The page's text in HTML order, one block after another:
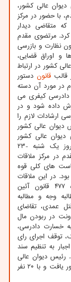
عالی کشور،
با حضور در مرکز
که متقاضی دیدار
کرد. مرتضوی مقدم
نظارت و بازرسی
ها و اوراق قضایی،
کشور در ارتباط
قالب قانون دستور
در مورد آن دسته
۴۷۷ قانون آئین دادرسی کیفری می
داده شود و در
ارشادات لازم را
دیوان عالی کشور
عالی کشور
برگزار می شود، این در شرایطی است که امروز یک شنبه -۲۳
در مرکز ملاقات
های کلی قوه
در این ملاقات
مردمی درخواست هایی همچون، اعمال ماده ۴۷۷ قانون آئین
وجه و مطالبه
عمدی، تقاضای
در ربودن مال
خسارت دادرسی،
توقف اجرای رای
به تنظیم سند
رئیس دیوان عالی
کشور در بهمن ماه سال قبل هم در این مرکز حضور یافت و با ۲۰ نفر